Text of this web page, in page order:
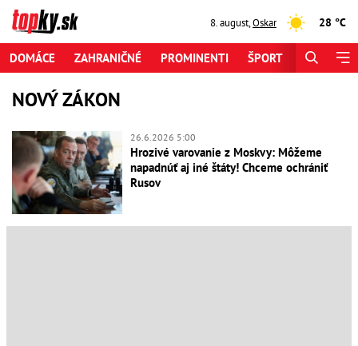
8. august,Oskar 28 °C
DOMÁCE ZAHRANIČNÉ PROMINENTI ŠPORT
NOVÝ ZÁKON
26.6.2026 5:00
Hrozivé varovanie z Moskvy: Môžeme
napadnúť aj iné štáty! Chceme ochrániť
Rusov